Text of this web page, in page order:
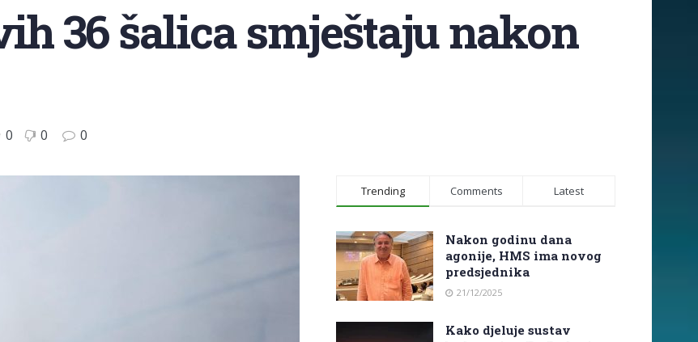
36 šalica smještaju nakon
0 0 0
Trending Comments Latest
Nakon godinu dana
agonije, HMS ima novog
predsjednika
21/12/2025
Kako djeluje sustav